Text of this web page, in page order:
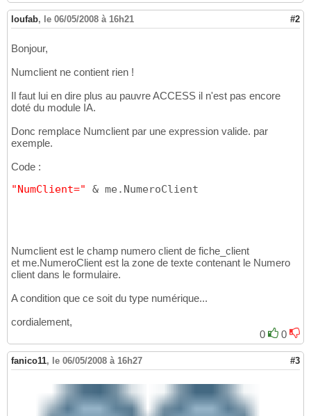
loufab, le 06/05/2008 à 16h21 #2
Bonjour,
Numclient ne contient rien !
Il faut lui en dire plus au pauvre ACCESS il n'est pas encore
doté du module IA.
Donc remplace Numclient par une expression valide. par
exemple.
Code :
"NumClient=" & me.NumeroClient
Numclient est le champ numero client de fiche_client
et me.NumeroClient est la zone de texte contenant le Numero
client dans le formulaire.
A condition que ce soit du type numérique...
cordialement,
0
0
fanico11, le 06/05/2008 à 16h27 #3